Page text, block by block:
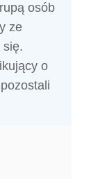
osób
ze
się.
o